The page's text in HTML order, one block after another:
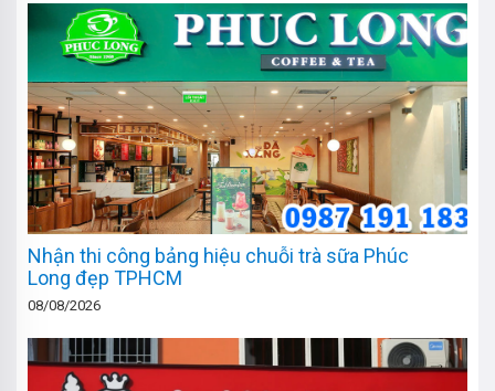
Nhận thi công bảng hiệu chuỗi trà sữa Phúc
Long đẹp TPHCM
08/08/2026